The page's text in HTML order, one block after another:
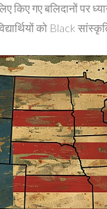
किए गए बलिदानों पर
को Black